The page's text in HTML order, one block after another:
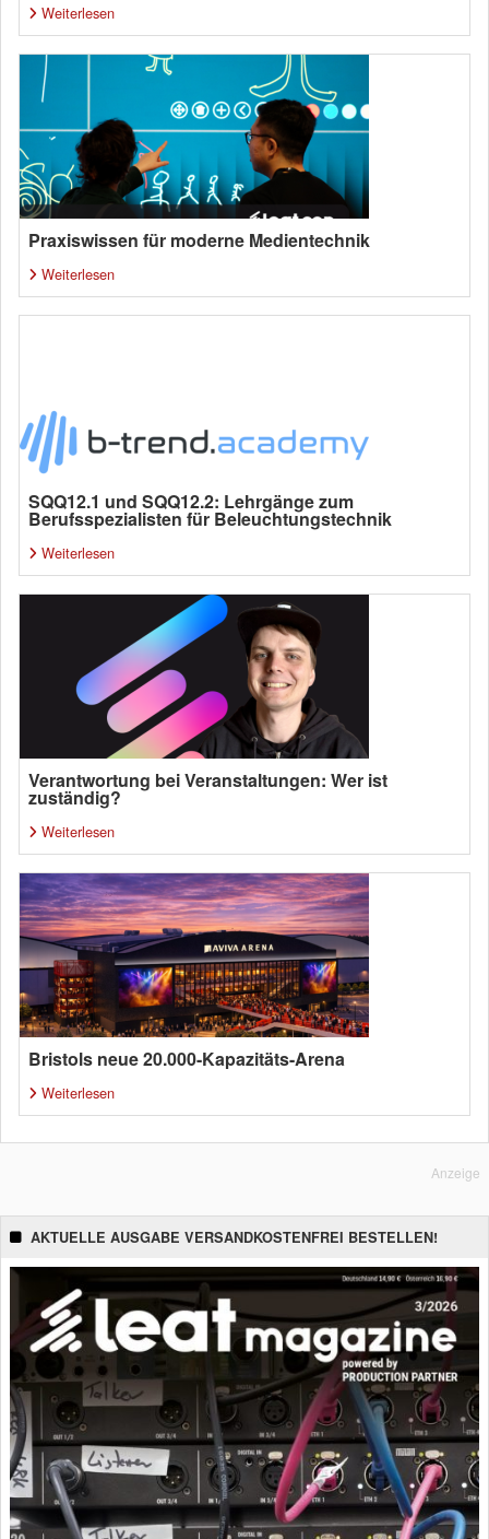
Weiterlesen
Praxiswissen für moderne Medientechnik
Weiterlesen
SQQ12.1 und SQQ12.2: Lehrgänge zum
Berufsspezialisten für Beleuchtungstechnik
Weiterlesen
Verantwortung bei Veranstaltungen: Wer ist
zuständig?
Weiterlesen
Bristols neue 20.000-Kapazitäts-Arena
Weiterlesen
Anzeige
AKTUELLE AUSGABE VERSANDKOSTENFREI BESTELLEN!